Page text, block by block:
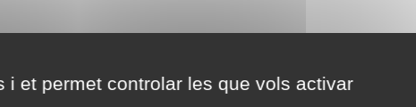
i et permet controlar les que vols activar